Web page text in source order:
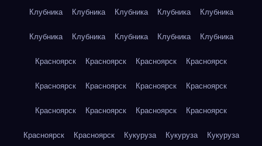
Клубника Клубника Клубника Клубника Клубника
Клубника Клубника Клубника Клубника Клубника
Красноярск Красноярск Красноярск Красноярск
Красноярск Красноярск Красноярск Красноярск
Красноярск Красноярск Красноярск Красноярск
Красноярск Красноярск Кукуруза Кукуруза Кукуруза